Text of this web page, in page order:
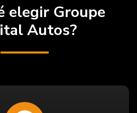
elegir Groupe
Autos?